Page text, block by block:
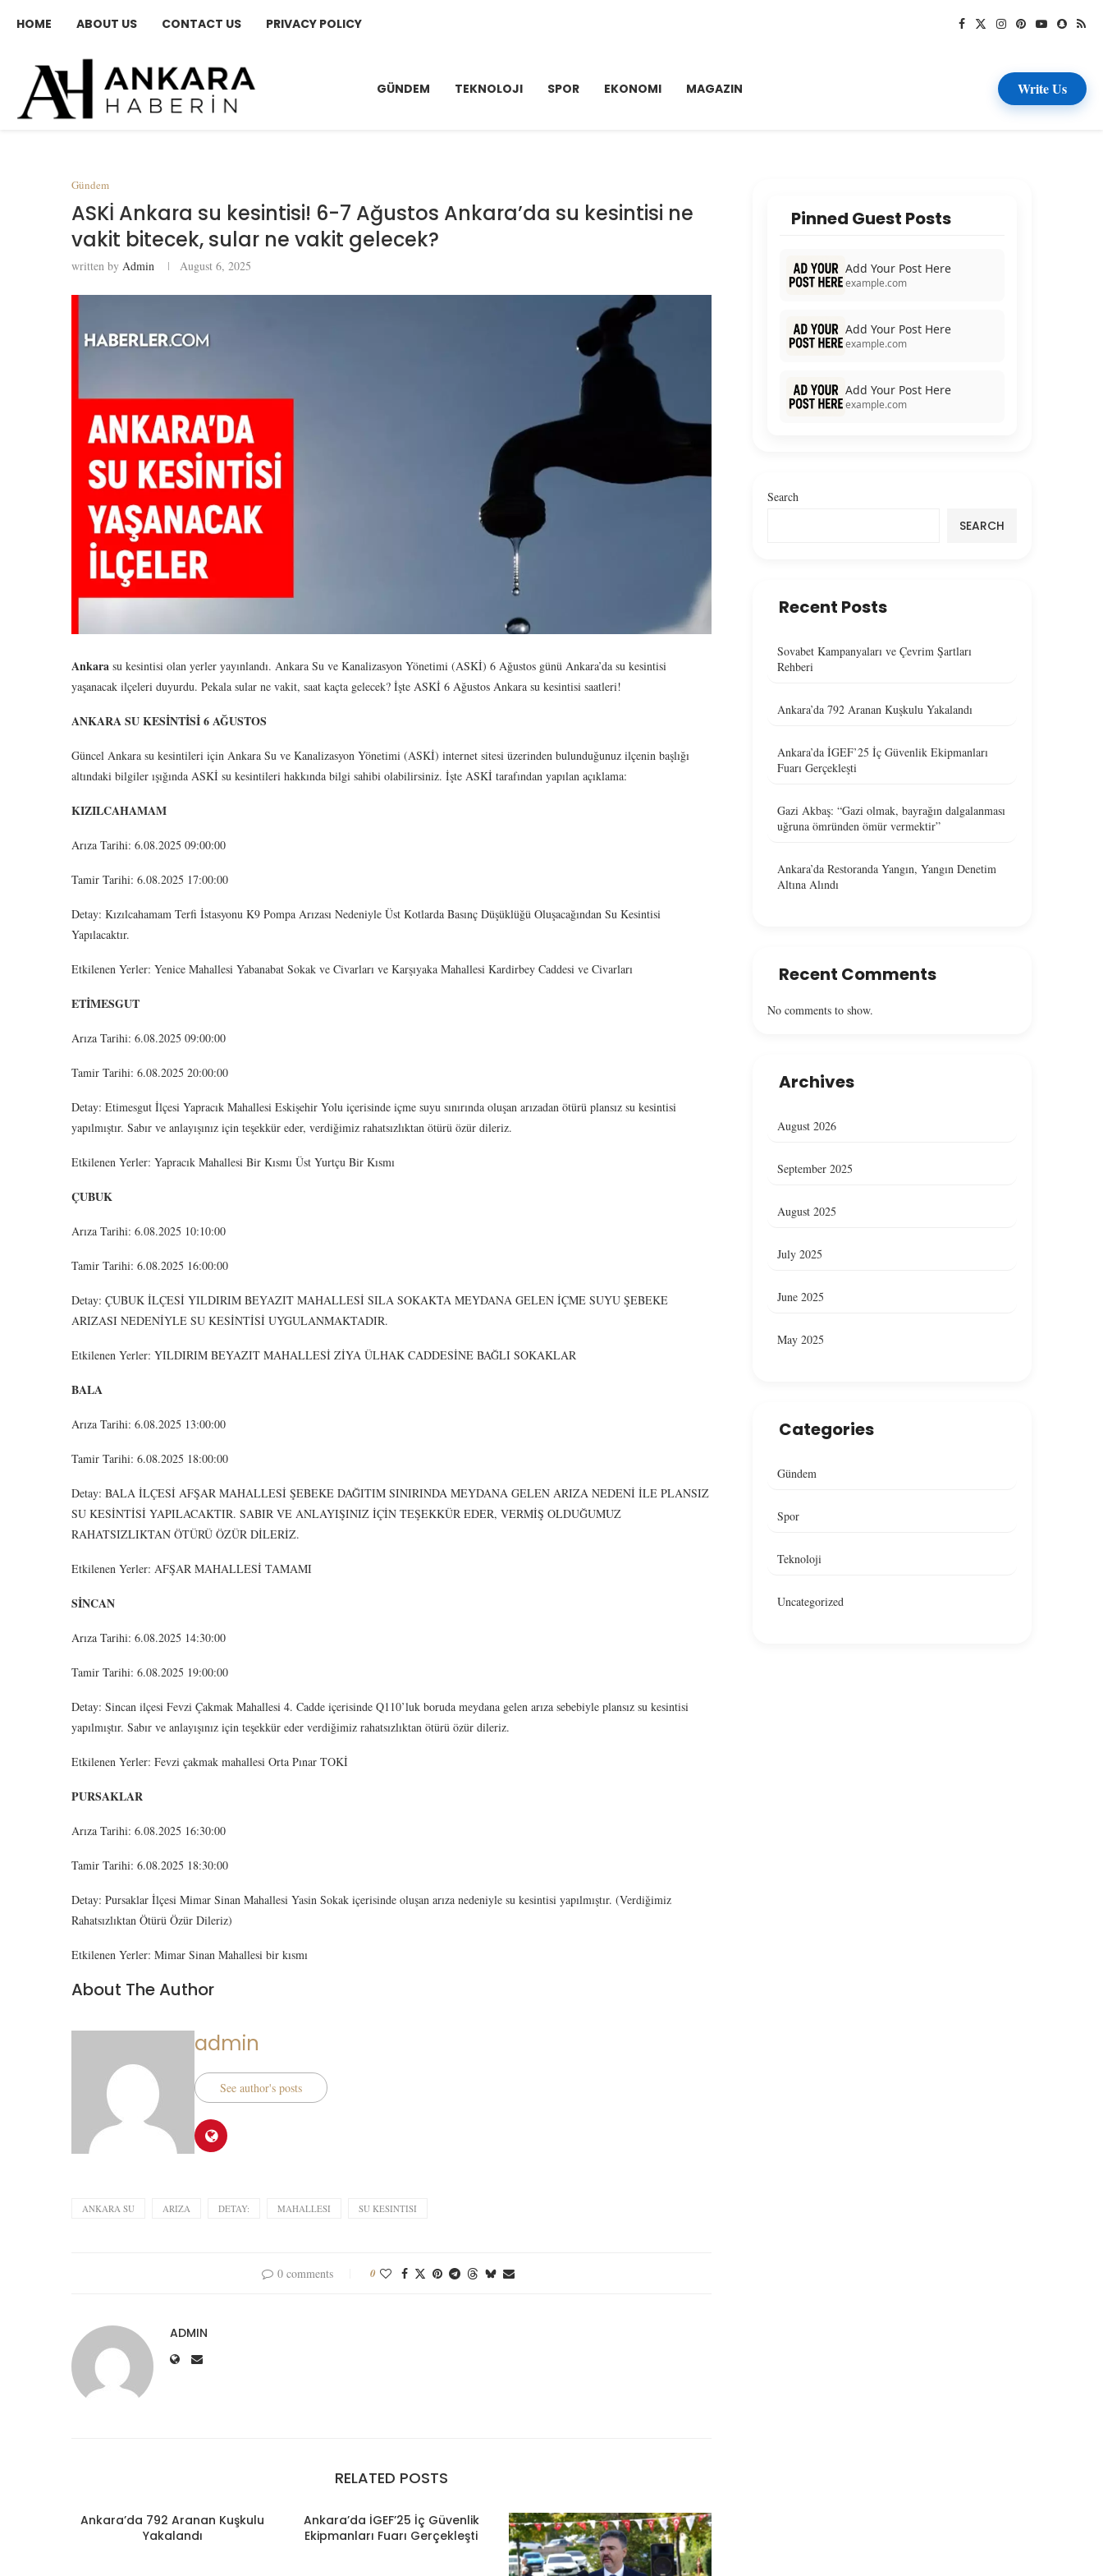
HOME ABOUT US CONTACT US PRIVACY POLICY
GÜNDEM TEKNOLOJI SPOR EKONOMI MAGAZIN Write Us
Gündem
ASKİ Ankara su kesintisi! 6-7 Ağustos Ankara’da su kesintisi ne
vakit bitecek, sular ne vakit gelecek?
written by Admin August 6, 2025
Ankara su kesintisi olan yerler yayınlandı. Ankara Su ve Kanalizasyon Yönetimi (ASKİ) 6 Ağustos günü Ankara’da su kesintisi
yaşanacak ilçeleri duyurdu. Pekala sular ne vakit, saat kaçta gelecek? İşte ASKİ 6 Ağustos Ankara su kesintisi saatleri!
ANKARA SU KESİNTİSİ 6 AĞUSTOS
Güncel Ankara su kesintileri için Ankara Su ve Kanalizasyon Yönetimi (ASKİ) internet sitesi üzerinden bulunduğunuz ilçenin başlığı
altındaki bilgiler ışığında ASKİ su kesintileri hakkında bilgi sahibi olabilirsiniz. İşte ASKİ tarafından yapılan açıklama:
KIZILCAHAMAM
Arıza Tarihi: 6.08.2025 09:00:00
Tamir Tarihi: 6.08.2025 17:00:00
Detay: Kızılcahamam Terfi İstasyonu K9 Pompa Arızası Nedeniyle Üst Kotlarda Basınç Düşüklüğü Oluşacağından Su Kesintisi
Yapılacaktır.
Etkilenen Yerler: Yenice Mahallesi Yabanabat Sokak ve Civarları ve Karşıyaka Mahallesi Kardirbey Caddesi ve Civarları
ETİMESGUT
Arıza Tarihi: 6.08.2025 09:00:00
Tamir Tarihi: 6.08.2025 20:00:00
Detay: Etimesgut İlçesi Yapracık Mahallesi Eskişehir Yolu içerisinde içme suyu sınırında oluşan arızadan ötürü plansız su kesintisi
yapılmıştır. Sabır ve anlayışınız için teşekkür eder, verdiğimiz rahatsızlıktan ötürü özür dileriz.
Etkilenen Yerler: Yapracık Mahallesi Bir Kısmı Üst Yurtçu Bir Kısmı
ÇUBUK
Arıza Tarihi: 6.08.2025 10:10:00
Tamir Tarihi: 6.08.2025 16:00:00
Detay: ÇUBUK İLÇESİ YILDIRIM BEYAZIT MAHALLESİ SILA SOKAKTA MEYDANA GELEN İÇME SUYU ŞEBEKE
ARIZASI NEDENİYLE SU KESİNTİSİ UYGULANMAKTADIR.
Etkilenen Yerler: YILDIRIM BEYAZIT MAHALLESİ ZİYA ÜLHAK CADDESİNE BAĞLI SOKAKLAR
BALA
Arıza Tarihi: 6.08.2025 13:00:00
Tamir Tarihi: 6.08.2025 18:00:00
Detay: BALA İLÇESİ AFŞAR MAHALLESİ ŞEBEKE DAĞITIM SINIRINDA MEYDANA GELEN ARIZA NEDENİ İLE PLANSIZ
SU KESİNTİSİ YAPILACAKTIR. SABIR VE ANLAYIŞINIZ İÇİN TEŞEKKÜR EDER, VERMİŞ OLDUĞUMUZ
RAHATSIZLIKTAN ÖTÜRÜ ÖZÜR DİLERİZ.
Etkilenen Yerler: AFŞAR MAHALLESİ TAMAMI
SİNCAN
Arıza Tarihi: 6.08.2025 14:30:00
Tamir Tarihi: 6.08.2025 19:00:00
Detay: Sincan ilçesi Fevzi Çakmak Mahallesi 4. Cadde içerisinde Q110’luk boruda meydana gelen arıza sebebiyle plansız su kesintisi
yapılmıştır. Sabır ve anlayışınız için teşekkür eder verdiğimiz rahatsızlıktan ötürü özür dileriz.
Etkilenen Yerler: Fevzi çakmak mahallesi Orta Pınar TOKİ
PURSAKLAR
Arıza Tarihi: 6.08.2025 16:30:00
Tamir Tarihi: 6.08.2025 18:30:00
Detay: Pursaklar İlçesi Mimar Sinan Mahallesi Yasin Sokak içerisinde oluşan arıza nedeniyle su kesintisi yapılmıştır. (Verdiğimiz
Rahatsızlıktan Ötürü Özür Dileriz)
Etkilenen Yerler: Mimar Sinan Mahallesi bir kısmı
About The Author
admin
See author's posts
ANKARA SU ARIZA DETAY: MAHALLESI SU KESINTISI
0 comments 0
ADMIN
RELATED POSTS
Ankara’da 792 Aranan Kuşkulu
Yakalandı
Ankara’da İGEF’25 İç Güvenlik
Ekipmanları Fuarı Gerçekleşti
Pinned Guest Posts
Add Your Post Here
example.com
Add Your Post Here
example.com
Add Your Post Here
example.com
Search
SEARCH
Recent Posts
Sovabet Kampanyaları ve Çevrim Şartları
Rehberi
Ankara’da 792 Aranan Kuşkulu Yakalandı
Ankara’da İGEF’25 İç Güvenlik Ekipmanları
Fuarı Gerçekleşti
Gazi Akbaş: “Gazi olmak, bayrağın dalgalanması
uğruna ömründen ömür vermektir”
Ankara’da Restoranda Yangın, Yangın Denetim
Altına Alındı
Recent Comments
No comments to show.
Archives
August 2026
September 2025
August 2025
July 2025
June 2025
May 2025
Categories
Gündem
Spor
Teknoloji
Uncategorized